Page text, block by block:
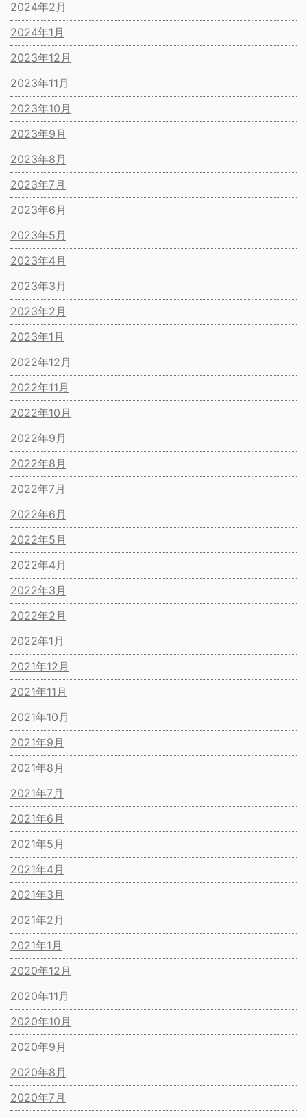
2024年2月
2024年1月
2023年12月
2023年11月
2023年10月
2023年9月
2023年8月
2023年7月
2023年6月
2023年5月
2023年4月
2023年3月
2023年2月
2023年1月
2022年12月
2022年11月
2022年10月
2022年9月
2022年8月
2022年7月
2022年6月
2022年5月
2022年4月
2022年3月
2022年2月
2022年1月
2021年12月
2021年11月
2021年10月
2021年9月
2021年8月
2021年7月
2021年6月
2021年5月
2021年4月
2021年3月
2021年2月
2021年1月
2020年12月
2020年11月
2020年10月
2020年9月
2020年8月
2020年7月